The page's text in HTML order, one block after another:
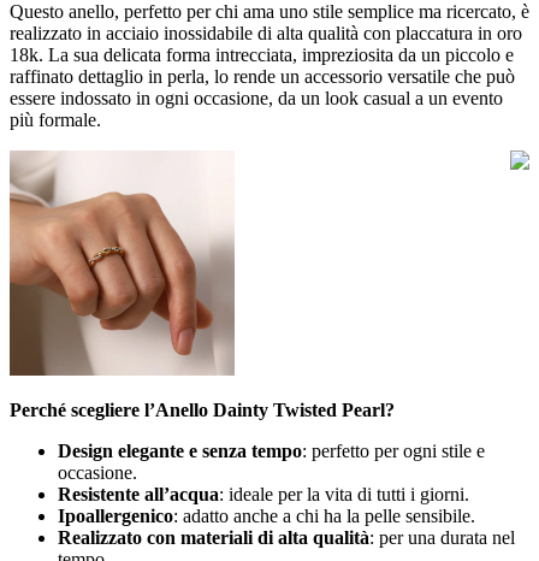
Questo anello, perfetto per chi ama uno stile semplice ma ricercato, è
realizzato in acciaio inossidabile di alta qualità con placcatura in oro
18k. La sua delicata forma intrecciata, impreziosita da un piccolo e
raffinato dettaglio in perla, lo rende un accessorio versatile che può
essere indossato in ogni occasione, da un look casual a un evento
più formale.
Perché scegliere l’Anello Dainty Twisted Pearl?
Design elegante e senza tempo: perfetto per ogni stile e
occasione.
Resistente all’acqua: ideale per la vita di tutti i giorni.
Ipoallergenico: adatto anche a chi ha la pelle sensibile.
Realizzato con materiali di alta qualità: per una durata nel